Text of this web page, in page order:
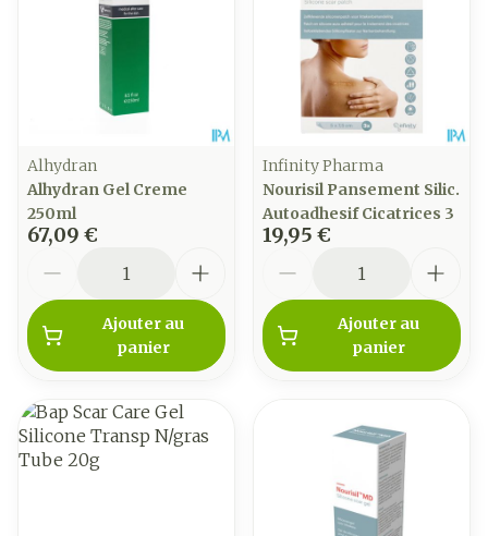
Alhydran
Alhydran Gel Creme
250ml
67,09 €
Ajouter au
panier
Infinity Pharma
Nourisil Pansement Silic.
Autoadhesif Cicatrices 3
19,95 €
Ajouter au
panier